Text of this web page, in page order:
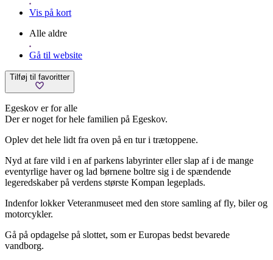
Vis på kort
Alle aldre
Gå til website
Tilføj til favoritter
Egeskov er for alle
Der er noget for hele familien på Egeskov.
Oplev det hele lidt fra oven på en tur i trætoppene.
Nyd at fare vild i en af parkens labyrinter eller slap af i de mange
eventyrlige haver og lad børnene boltre sig i de spændende
legeredskaber på verdens største Kompan legeplads.
Indenfor lokker Veteranmuseet med den store samling af fly, biler og
motorcykler.
Gå på opdagelse på slottet, som er Europas bedst bevarede
vandborg.